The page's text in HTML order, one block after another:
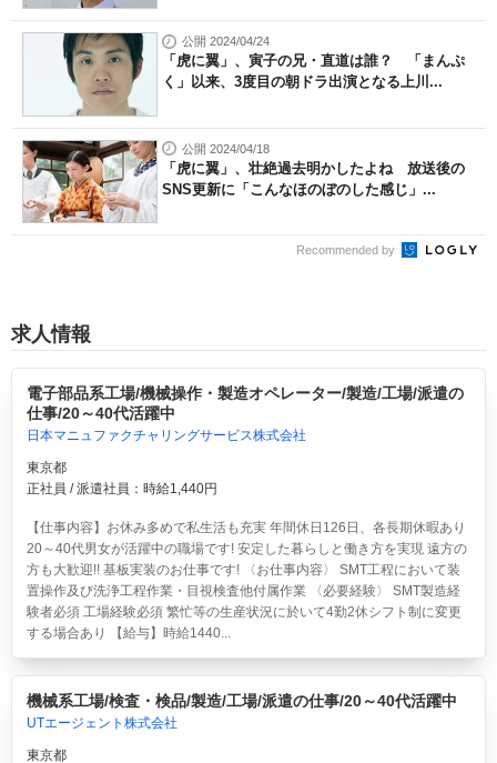
公開 2024/04/24
「虎に翼」、寅子の兄・直道は誰？ 「まんぷ
く」以来、3度目の朝ドラ出演となる上川...
公開 2024/04/18
「虎に翼」、壮絶過去明かしたよね 放送後の
SNS更新に「こんなほのぼのした感じ」...
Recommended by
求人情報
電子部品系工場/機械操作・製造オペレーター/製造/工場/派遣の
仕事/20～40代活躍中
日本マニュファクチャリングサービス株式会社
東京都
正社員 / 派遣社員：時給1,440円
【仕事内容】お休み多めで私生活も充実 年間休日126日、各長期休暇あり
20～40代男女が活躍中の職場です! 安定した暮らしと働き方を実現 遠方の
方も大歓迎!! 基板実装のお仕事です! 〈お仕事内容〉 SMT工程において装
置操作及び洗浄工程作業・目視検査他付属作業 〈必要経験〉 SMT製造経
験者必須 工場経験必須 繁忙等の生産状況に於いて4勤2休シフト制に変更
する場合あり 【給与】時給1440...
機械系工場/検査・検品/製造/工場/派遣の仕事/20～40代活躍中
UTエージェント株式会社
東京都